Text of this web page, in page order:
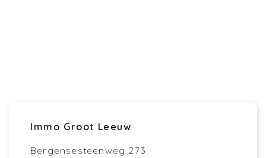
Immo Groot Leeuw
Bergensesteenweg 273